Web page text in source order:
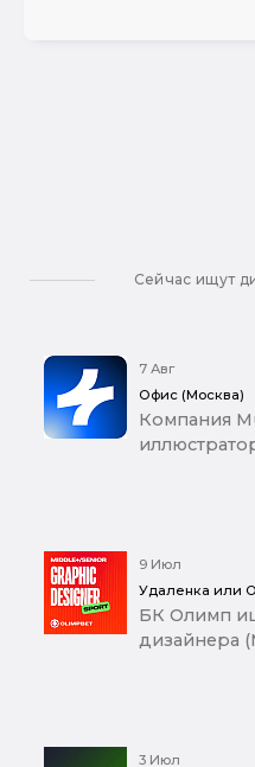
Сейчас ищут
7 Авг
Офис (Москва)
Компания
9 Июл
Удаленка или
БК Олимп
дизайнера
3 Июл